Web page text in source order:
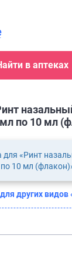
в аптеках
по 10 мл
для «Ринт
10 мл
других